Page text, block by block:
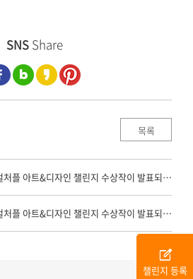
edit_square
챌린지 등록
SNS Share
목록
제71회 컬처플 아트&디자인 챌린지 수상작이 발표되었습니다.
제69회 컬처플 아트&디자인 챌린지 수상작이 발표되었습니다.